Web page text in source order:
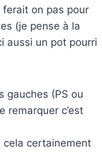
on pas pour
(je pense à la
aussi un pot pourri
gauches (PS ou
remarquer c’est
cela certainement